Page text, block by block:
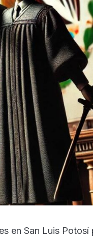
en San Luis Potosí